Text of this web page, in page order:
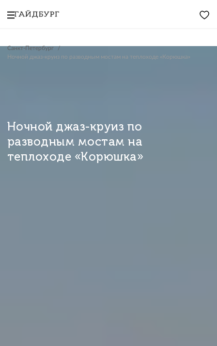
Санкт-Петербург
Ночной джаз-круиз по разводным мостам на теплоходе «Корюшка»
Ночной джаз-круиз по
разводным мостам на
теплоходе «Корюшка»